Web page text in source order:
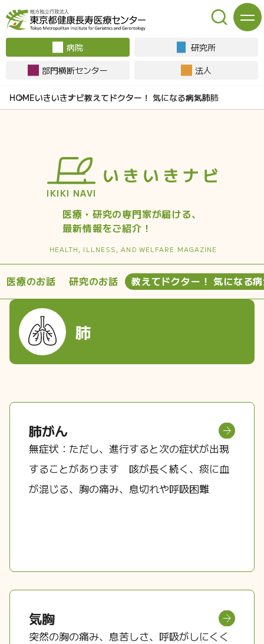
病院
研究所
部門横断センター
法人
いきいきナビ教えてドクター！ 気になる病気肺肺
IKIKI NAVI
いきいきナビ
医療・研究の専門家が届ける、
最新情報をご紹介！
HEALTH, ILLNESS, AND WELFARE MAGAZINE
医療のお話 研究のお話 教えてドクター！ 気になる
肺
肺がん
無症状：ただし、進行すると次の症状が出現
することがあります 咳が長く続く、痰に血
が混じる、胸の痛み、息切れや呼吸困難
気胸
突然の胸の痛み、息苦しさ、呼吸がしにくく